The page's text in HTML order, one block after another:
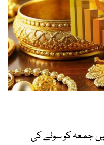
جمعہ کو سونے کی